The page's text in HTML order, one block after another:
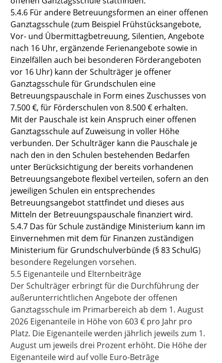
5.4.6 Für andere Betreuungsformen an einer offenen
Ganztagsschule (zum Beispiel Frühstücksangebote,
Vor- und Übermittagbetreuung, Silentien, Angebote
nach 16 Uhr, ergänzende Ferienangebote sowie in
Einzelfällen auch bei besonderen Förderangeboten
vor 16 Uhr) kann der Schulträger je offener
Ganztagsschule für Grundschulen eine
Betreuungspauschale in Form eines Zuschusses von
7.500 €, für Förderschulen von 8.500 € erhalten.
Mit der Pauschale ist kein Anspruch einer offenen
Ganztagsschule auf Zuweisung in voller Höhe
verbunden. Der Schulträger kann die Pauschale je
nach den in den Schulen bestehenden Bedarfen
unter Berücksichtigung der bereits vorhandenen
Betreuungsangebote flexibel verteilen, sofern an den
jeweiligen Schulen ein entsprechendes
Betreuungsangebot stattfindet und dieses aus
Mitteln der Betreuungspauschale finanziert wird.
5.4.7 Das für Schule zuständige Ministerium kann im
Einvernehmen mit dem für Finanzen zuständigen
Ministerium für Grundschulverbünde (§ 83 SchulG)
besondere Regelungen vorsehen.
5.5 Eigenanteile und Elternbeiträge
Der Schulträger erbringt für die Durchführung der
außerunterrichtlichen Angebote der offenen
Ganztagsschule im Primarbereich ab dem 1. August
2026 Eigenanteile in Höhe von 603 € pro Jahr pro
Platz. Die Eigenanteile werden jährlich jeweils zum 1.
August um jeweils drei Prozent erhöht. Die Höhe der
Eigenanteile wird auf volle Euro-Beträge